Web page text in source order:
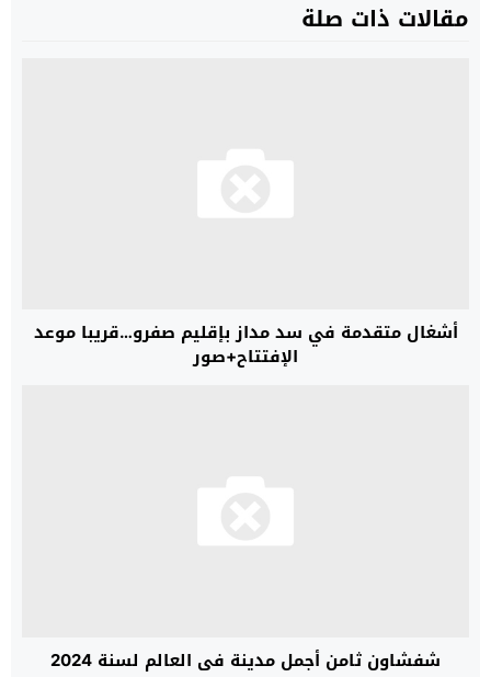
مقالات ذات صلة
أشغال متقدمة في سد مداز بإقليم صفرو…قريبا موعد
الإفتتاح+صور
شفشاون ثامن أجمل مدينة في العالم لسنة 2024